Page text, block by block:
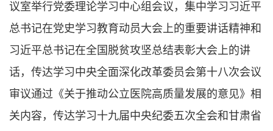
议室举行党委理论学习中心组会议，集中学习习近平
总书记在党史学习教育动员大会上的重要讲话精神和
习近平总书记在全国脱贫攻坚总结表彰大会上的讲
话，传达学习中央全面深化改革委员会第十八次会议
审议通过《关于推动公立医院高质量发展的意见》相
关内容，传达学习十九届中央纪委五次全会和甘肃省